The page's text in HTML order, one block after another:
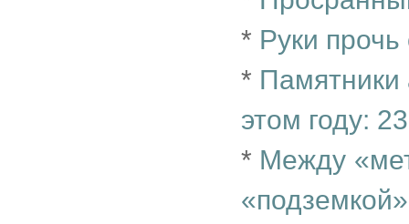
* Руки
* Памятники
этом году:
* Между